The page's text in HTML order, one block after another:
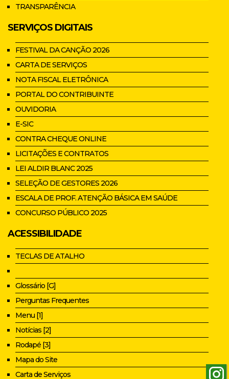
TRANSPARÊNCIA
SERVIÇOS DIGITAIS
FESTIVAL DA CANÇÃO 2026
CARTA DE SERVIÇOS
NOTA FISCAL ELETRÔNICA
PORTAL DO CONTRIBUINTE
OUVIDORIA
E-SIC
CONTRA CHEQUE ONLINE
LICITAÇÕES E CONTRATOS
LEI ALDIR BLANC 2025
SELEÇÃO DE GESTORES 2026
ESCALA DE PROF. ATENÇÃO BÁSICA EM SAÚDE
CONCURSO PÚBLICO 2025
ACESSIBILIDADE
TECLAS DE ATALHO
Glossário [G]
Perguntas Frequentes
Menu [1]
Notícias [2]
Rodapé [3]
Mapa do Site
Carta de Serviços